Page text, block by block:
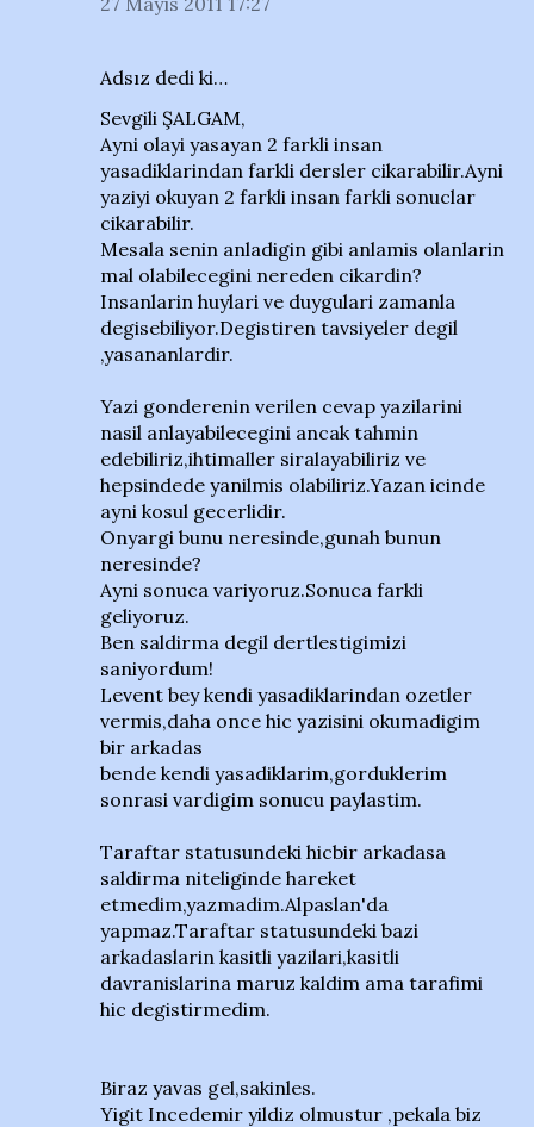
Adsız dedi ki…
Sevgili ŞALGAM,
Ayni olayi yasayan 2 farkli insan
yasadiklarindan farkli dersler cikarabilir.Ayni
yaziyi okuyan 2 farkli insan farkli sonuclar
cikarabilir.
Mesala senin anladigin gibi anlamis olanlarin
mal olabilecegini nereden cikardin?
Insanlarin huylari ve duygulari zamanla
degisebiliyor.Degistiren tavsiyeler degil
,yasananlardir.
Yazi gonderenin verilen cevap yazilarini
nasil anlayabilecegini ancak tahmin
edebiliriz,ihtimaller siralayabiliriz ve
hepsindede yanilmis olabiliriz.Yazan icinde
ayni kosul gecerlidir.
Onyargi bunu neresinde,gunah bunun
neresinde?
Ayni sonuca variyoruz.Sonuca farkli
geliyoruz.
Ben saldirma degil dertlestigimizi
saniyordum!
Levent bey kendi yasadiklarindan ozetler
vermis,daha once hic yazisini okumadigim
bir arkadas
bende kendi yasadiklarim,gorduklerim
sonrasi vardigim sonucu paylastim.
Taraftar statusundeki hicbir arkadasa
saldirma niteliginde hareket
etmedim,yazmadim.Alpaslan'da
yapmaz.Taraftar statusundeki bazi
arkadaslarin kasitli yazilari,kasitli
davranislarina maruz kaldim ama tarafimi
hic degistirmedim.
Biraz yavas gel,sakinles.
Yigit Incedemir yildiz olmustur ,pekala biz